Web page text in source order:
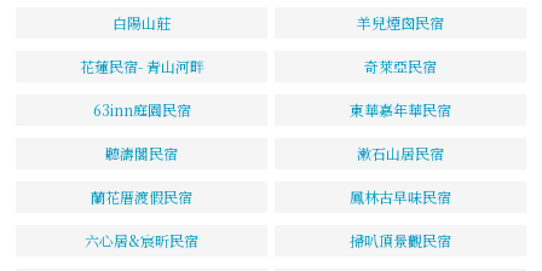
白陽山莊 羊兒煙囪民宿
花蓮民宿- 青山河畔 奇萊亞民宿
63inn庭園民宿 東華嘉年華民宿
聽濤閣民宿 漱石山居民宿
蘭花厝渡假民宿 鳳林古早味民宿
六心居&宸昕民宿 掃叭頂景觀民宿